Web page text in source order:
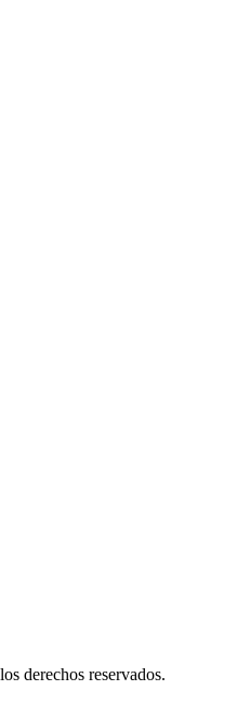
derechos reservados.